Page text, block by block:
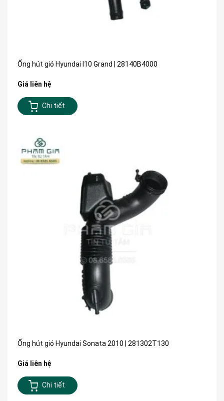
Ống hút gió Hyundai I10 Grand | 28140B4000
Giá liên hệ
Chi tiết
Ống hút gió Hyundai Sonata 2010 | 281302T130
Giá liên hệ
Chi tiết